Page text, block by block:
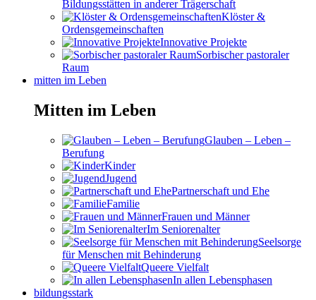
Bildungsstätten in anderer Trägerschaft
Klöster &
Ordensgemeinschaften
Innovative Projekte
Sorbischer pastoraler
Raum
mitten im Leben
Mitten im Leben
Glauben – Leben –
Berufung
Kinder
Jugend
Partnerschaft und Ehe
Familie
Frauen und Männer
Im Seniorenalter
Seelsorge
für Menschen mit Behinderung
Queere Vielfalt
In allen Lebensphasen
bildungsstark